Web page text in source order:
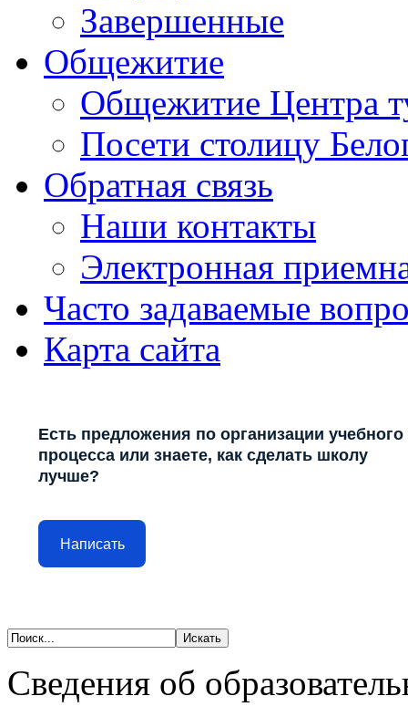
Завершенные
Общежитие
Общежитие Центра
Посети столицу
Обратная связь
Наши контакты
Электронная
Часто задаваемые
Карта сайта
Есть предложения по организации учебного
процесса или знаете, как сделать школу
лучше?
Написать
Сведения об